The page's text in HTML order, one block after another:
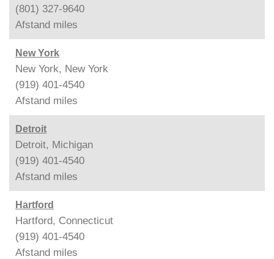
(801) 327-9640
Afstand miles
New York
New York, New York
(919) 401-4540
Afstand miles
Detroit
Detroit, Michigan
(919) 401-4540
Afstand miles
Hartford
Hartford, Connecticut
(919) 401-4540
Afstand miles